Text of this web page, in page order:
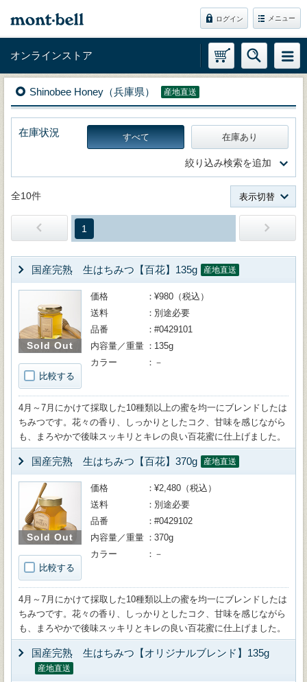
ログイン メニュー
オンラインストア
Shinobee Honey（兵庫県） 産地直送
在庫状況 すべて 在庫あり
絞り込み検索を追加
全10件 表示切替
1
国産完熟 生はちみつ【百花】135g 産地直送
Sold Out
比較する
価格
¥980（税込）
送料
別途必要
品番
#0429101
内容量／重量
135g
カラー
－
4月～7月にかけて採取した10種類以上の蜜を均一にブレンドしたは
ちみつです。花々の香り、しっかりとしたコク、甘味を感じながら
も、まろやかで後味スッキリとキレの良い百花蜜に仕上げました。
国産完熟 生はちみつ【百花】370g 産地直送
Sold Out
比較する
価格
¥2,480（税込）
送料
別途必要
品番
#0429102
内容量／重量
370g
カラー
－
4月～7月にかけて採取した10種類以上の蜜を均一にブレンドしたは
ちみつです。花々の香り、しっかりとしたコク、甘味を感じながら
も、まろやかで後味スッキリとキレの良い百花蜜に仕上げました。
国産完熟 生はちみつ【オリジナルブレンド】135g
産地直送